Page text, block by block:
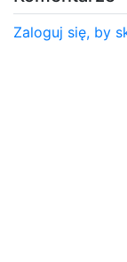
Zaloguj się, by